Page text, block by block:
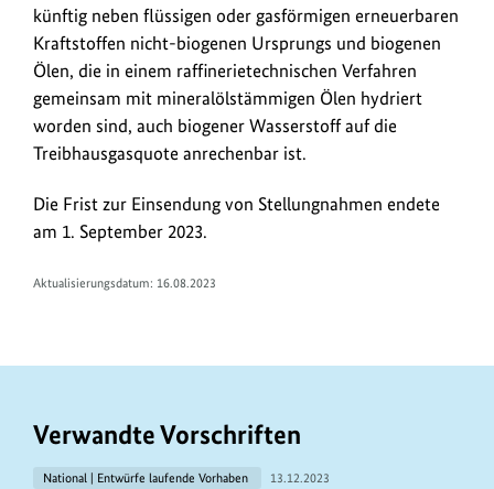
künftig neben flüssigen oder gasförmigen erneuerbaren
Kraftstoffen nicht-biogenen Ursprungs und biogenen
Ölen, die in einem raffinerietechnischen Verfahren
gemeinsam mit mineralölstämmigen Ölen hydriert
worden sind, auch biogener Wasserstoff auf die
Treibhausgasquote anrechenbar ist.
Die Frist zur Einsendung von Stellungnahmen endete
am 1. September 2023.
Aktualisierungsdatum: 16.08.2023
Verwandte Vorschriften
National | Entwürfe laufende Vorhaben 13.12.2023